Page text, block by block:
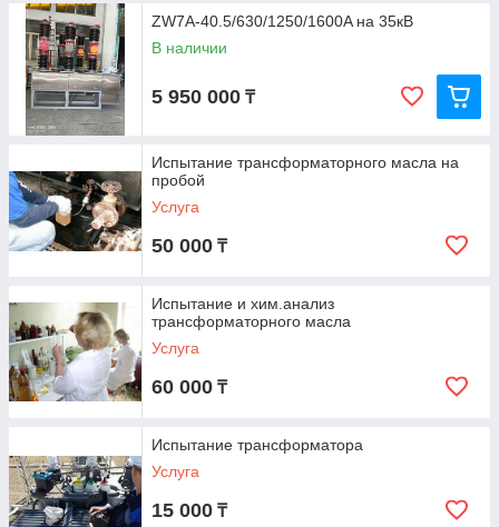
ZW7A-40.5/630/1250/1600A на 35кВ
В наличии
5 950 000 ₸
Испытание трансформаторного масла на
пробой
Услуга
50 000 ₸
Испытание и хим.анализ
трансформаторного масла
Услуга
60 000 ₸
Испытание трансформатора
Услуга
15 000 ₸